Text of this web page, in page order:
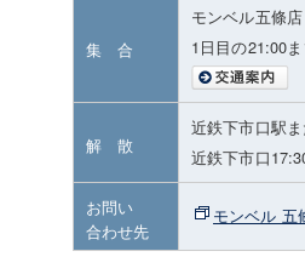
集 合
モンベル五條店
1日目の21:00
解 散
近鉄下市口駅
近鉄下市口
お問い
合わせ先
モンベル 五